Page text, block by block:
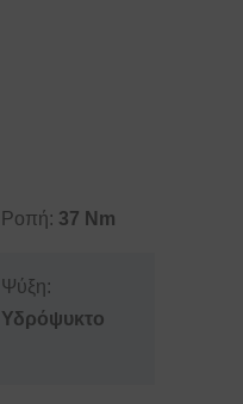
Ροπή: 37 Nm
Ψύξη:
Υδρόψυκτο